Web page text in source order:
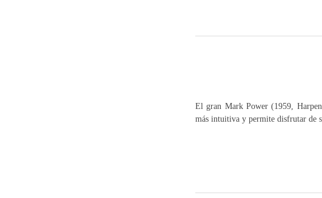
El gran Mark Power (1959,
más intuitiva y permite disfrutar de